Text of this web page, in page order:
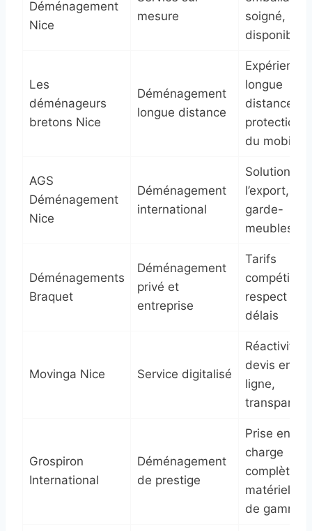
Déménagement
Nice
mesure
soigné,
disponibilité
Les
déménageurs
bretons Nice
Déménagement
longue distance
Expérience
longue
distance,
protection
du mobilier
AGS
Déménagement
Nice
Déménagement
international
Solutions à
l’export,
garde-
meubles
Déménagements
Braquet
Déménagement
privé et
entreprise
Tarifs
compétitifs,
respect des
délais
Movinga Nice Service digitalisé
Réactivité,
devis en
ligne,
Grospiron
International
Déménagement
de prestige
Prise en
charge
complète,
matériel
de gamme